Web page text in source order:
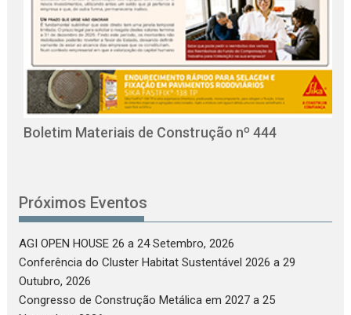
Boletim Materiais de Construção nº 444
Próximos Eventos
AGI OPEN HOUSE 26 a 24 Setembro, 2026
Conferência do Cluster Habitat Sustentável 2026 a 29
Outubro, 2026
Congresso de Construção Metálica em 2027 a 25